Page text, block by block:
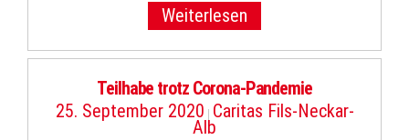
Weiterlesen
Teilhabe trotz Corona-Pandemie
25. September 2020 | Caritas Fils-Neckar-
Alb